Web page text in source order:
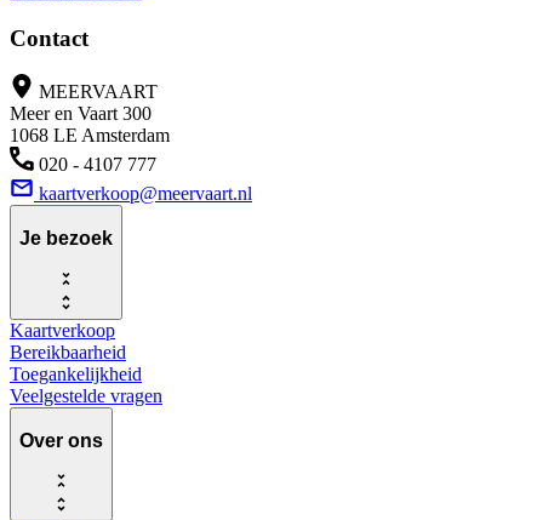
Contact
MEERVAART
Meer en Vaart 300
1068 LE Amsterdam
020 - 4107 777
kaartverkoop@meervaart.nl
Je bezoek
Kaartverkoop
Bereikbaarheid
Toegankelijkheid
Veelgestelde vragen
Over ons